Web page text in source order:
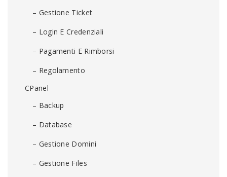
– Gestione Ticket
– Login E Credenziali
– Pagamenti E Rimborsi
– Regolamento
CPanel
– Backup
– Database
– Gestione Domini
– Gestione Files